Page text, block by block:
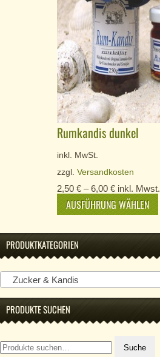
Rumkandis dunkel
inkl. MwSt.
zzgl. Versandkosten
2,50 € –6,00 € inkl. Mwst.
AUSFÜHRUNG WÄHLEN
PRODUKTKATEGORIEN
Zucker & Kandis
PRODUKTE SUCHEN
Suche
nach:
Suche